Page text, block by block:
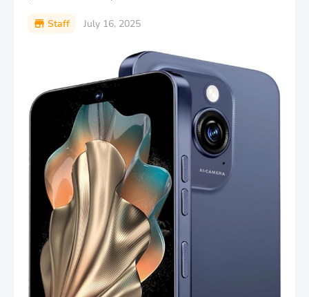
Staff July 16, 2025